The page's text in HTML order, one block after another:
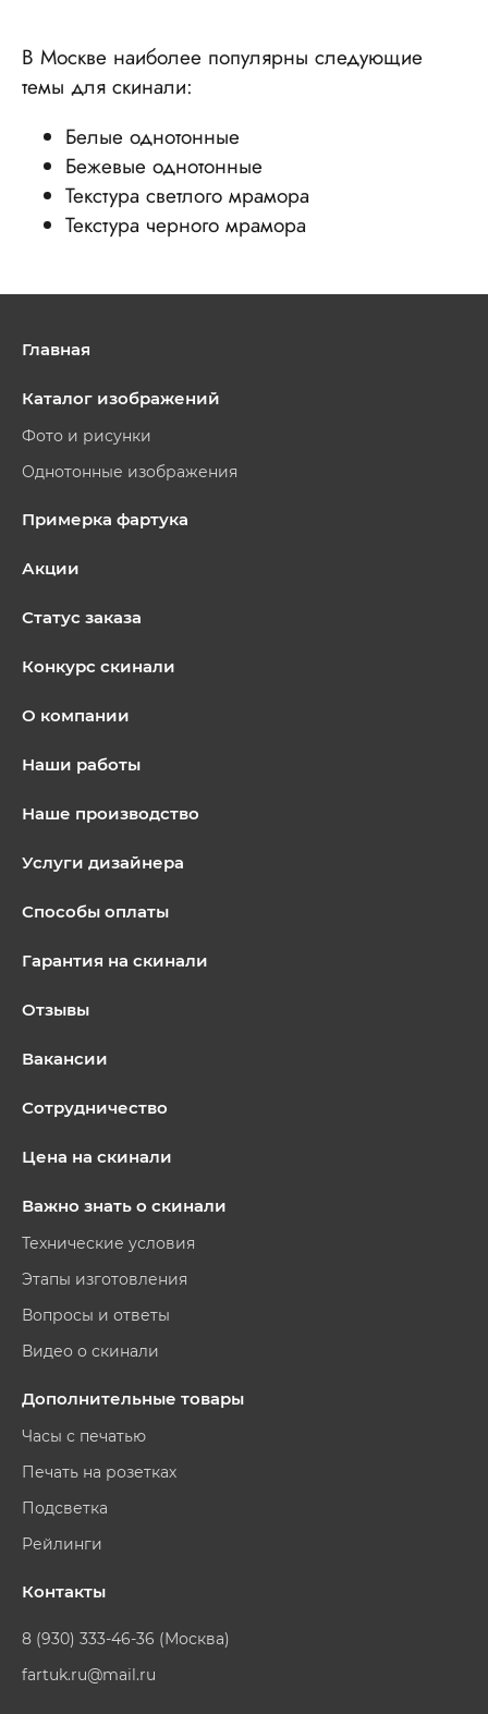
В Москве наиболее популярны следующие
темы для скинали:
Белые однотонные
Бежевые однотонные
Текстура светлого мрамора
Текстура черного мрамора
Главная
Каталог изображений
Фото и рисунки
Однотонные изображения
Примерка фартука
Акции
Статус заказа
Конкурс скинали
О компании
Наши работы
Наше производство
Услуги дизайнера
Способы оплаты
Гарантия на скинали
Отзывы
Вакансии
Сотрудничество
Цена на скинали
Важно знать о скинали
Технические условия
Этапы изготовления
Вопросы и ответы
Видео о скинали
Дополнительные товары
Часы с печатью
Печать на розетках
Подсветка
Рейлинги
Контакты
8 (930) 333-46-36 (Москва)
fartuk.ru@mail.ru